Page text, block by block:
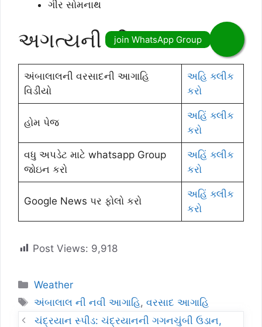
ગીર સોમનાથ
અગત્યની લીંક
અંબાલાલની વરસાદની આગાહિ
વિડીયો
અહિ ક્લીક
કરો
હોમ પેજ
અહિં ક્લીક
કરો
વધુ અપડેટ માટે whatsapp Group
જોઇન કરો
અહિં ક્લીક
કરો
Google News પર ફોલો કરો
અહિં ક્લીક
કરો
Post Views: 9,918
Categories
Weather
Tags
અંબાલાલ ની નવી આગાહિ,વરસાદ આગાહિ
ચંદ્રયાન સ્પીડ: ચંદ્રયાનની ગગનચુંબી ઉડાન,